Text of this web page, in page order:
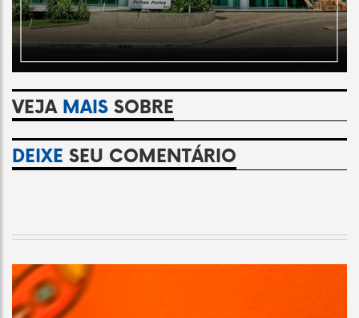
VEJA MAIS SOBRE
DEIXE SEU COMENTÁRIO